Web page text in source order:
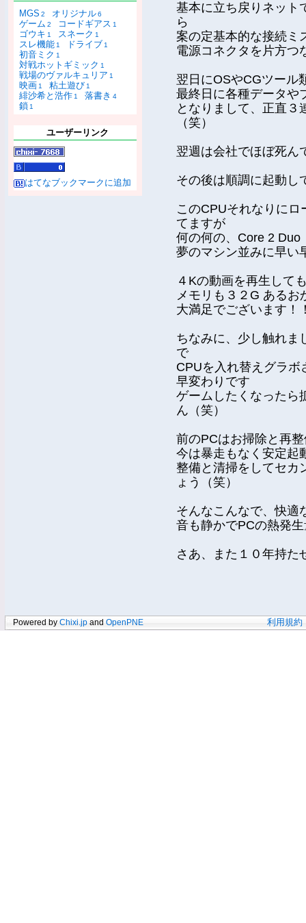
MGS 2 オリジナル6
ゲーム 2 コードギアス 1
ゴウキ 1 スネーク 1
スレ機能 1 ドライブ 1
初音ミク 1
対戦ホットギミック 1
戦場のヴァルキュリア 1
映画 1 粘土遊び 1
緋沙希と浩作 1 落書き 4
鎖 1
ユーザーリンク
はてなブックマークに追加
基本に立ち戻りネット
ら
案の定基本的な接続ミ
電源コネクタを片方つ
翌日にOSやCGツール
最終日に各種データや
となりまして、正直３
（笑）
翌週は会社でほぼ死ん
その後は順調に起動し
このCPUそれなりに
てますが
何の何の、Core 2
夢のマシン並みに早い
４Kの動画を再生して
メモリも３２G あるお
大満足でございます！
ちなみに、少し触れま
で
CPUを入れ替えグラ
早変わりです
ゲームしたくなったら
ん（笑）
前のPCはお掃除と再
今は暴走もなく安定起
整備と清掃をしてセカ
ょう（笑）
そんなこんなで、快適
音も静かでPCの熱発
さあ、また１０年持た
Powered by Chixi.jp and OpenPNE 利用規約